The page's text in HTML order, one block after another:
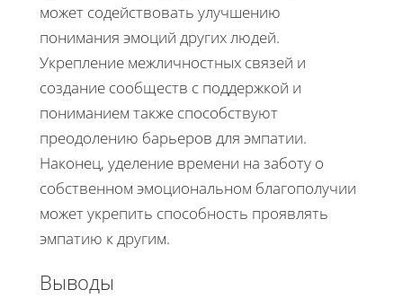
может содействовать улучшению
понимания эмоций других людей.
Укрепление межличностных связей и
создание сообществ с поддержкой и
пониманием также способствуют
преодолению барьеров для эмпатии.
Наконец, уделение времени на заботу о
собственном эмоциональном благополучии
может укрепить способность проявлять
эмпатию к другим.
Выводы